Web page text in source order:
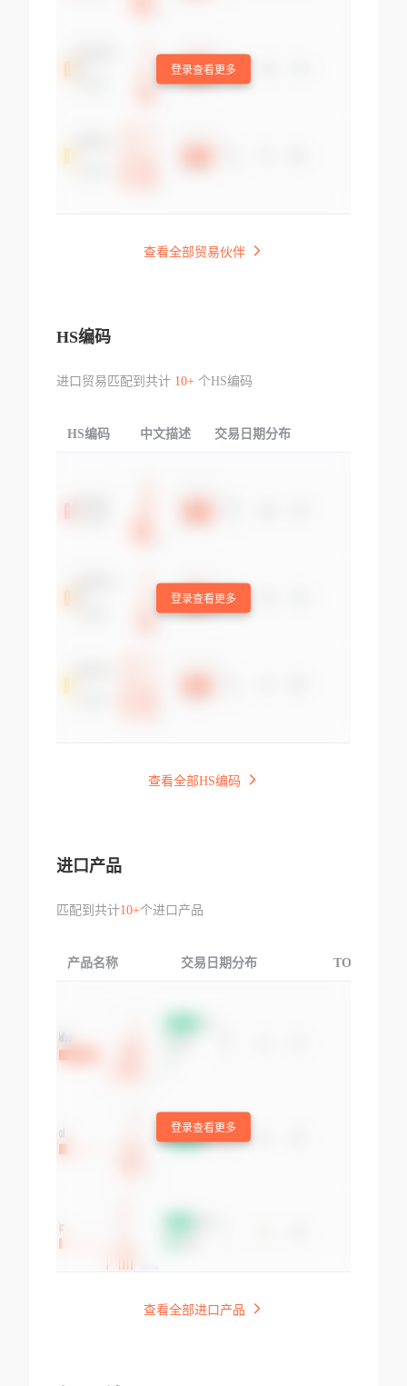
登录查看更多
查看全部贸易伙伴
HS编码
进口贸易匹配到共计 10+个HS编码
HS编码 中文描述 交易日期分布
登录查看更多
查看全部HS编码
进口产品
匹配到共计10+个进口产品
产品名称 交易日期分布 TOP3交易国
登录查看更多
查看全部进口产品